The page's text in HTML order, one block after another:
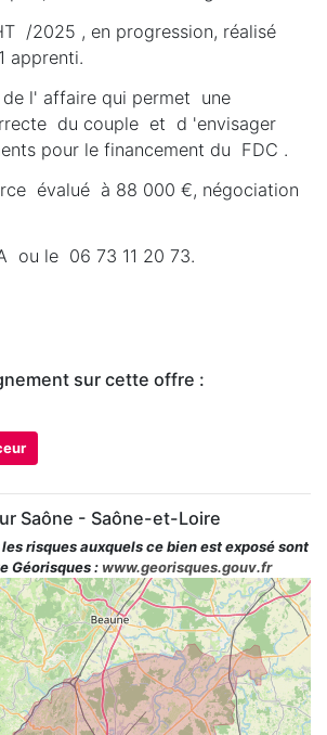
/2025 , en progression, réalisé
apprenti.
l' affaire qui permet une
du couple et d 'envisager
pour le financement du FDC .
évalué à 88 000 €, négociation
ou le 06 73 11 20 73.
sur cette offre :
Saône - Saône-et-Loire
risques auxquels ce bien est exposé sont
Géorisques : www.georisques.gouv.fr